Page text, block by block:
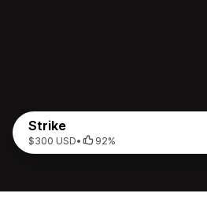
Strike
$300 USD• 92%